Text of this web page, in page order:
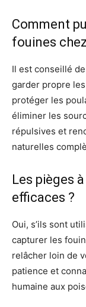
Comment
fouines
Il est conseillé
garder propre
protéger les
éliminer les
répulsives et
naturelles
Les pièges
efficaces ?
Oui, s’ils sont
capturer les
relâcher loin de
patience et
humaine aux